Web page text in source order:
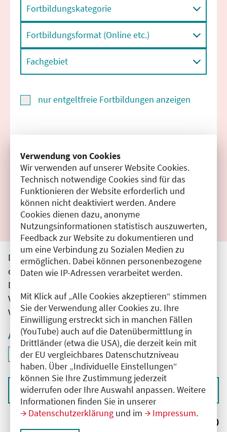
Verwendung von Cookies
Wir verwenden auf unserer Website Cookies.
Technisch notwendige Cookies sind für das
Funktionieren der Website erforderlich und
können nicht deaktiviert werden. Andere
Cookies dienen dazu, anonyme
Nutzungsinformationen statistisch auszuwerten,
Feedback zur Website zu dokumentieren und
um eine Verbindung zu Sozialen Medien zu
ermöglichen. Dabei können personenbezogene
Daten wie IP-Adressen verarbeitet werden.
Mit Klick auf „Alle Cookies akzeptieren“ stimmen
Sie der Verwendung aller Cookies zu. Ihre
Einwilligung erstreckt sich in manchen Fällen
(YouTube) auch auf die Datenübermittlung in
Drittländer (etwa die USA), die derzeit kein mit
der EU vergleichbares Datenschutzniveau
haben. Über „Individuelle Einstellungen“
können Sie Ihre Zustimmung jederzeit
widerrufen oder Ihre Auswahl anpassen. Weitere
Informationen finden Sie in unserer
Datenschutzerklärung und im Impressum.
Fortbildungskategorie
Fortbildungsformat (Online etc.)
Fachgebiet
nur entgeltfreie Fortbildungen anzeigen
Filter zurücksetzen
Ergebnisse drucken
Die hier aufgeführten Veranstaltungen entsprechen
den unmittelbar vom Veranstalter getätigten Angaben.
Die Ärztekammer Berlin übernimmt keine
Verantwortung für den Inhalt, die Haftung obliegt dem
Veranstalter.
Aktive Filter
Filter
ID: ANT-2502690
deaktivieren und Suchergebnisse neu laden
Sortieren nach
Ergebnisse: 0